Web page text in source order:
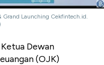
Grand Launching Cekfintech.id.
Dewan
(OJK)